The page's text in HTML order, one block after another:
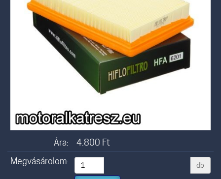
Ára: 4.800 Ft
Megvásárolom:
db